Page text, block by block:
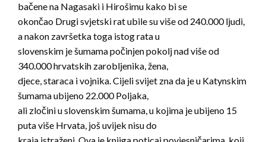
bačene na Nagasaki i Hirošimu kako bi se
okončao Drugi svjetski rat ubile su više od 240.000 ljudi,
a nakon završetka toga istog rata u
slovenskim je šumama počinjen pokolj nad više od
340.000 hrvatskih zarobljenika, žena,
djece, staraca i vojnika. Cijeli svijet zna da je u Katynskim
šumama ubijeno 22.000 Poljaka,
ali zločini u slovenskim šumama, u kojima je ubijeno 15
puta više Hrvata, još uvijek nisu do